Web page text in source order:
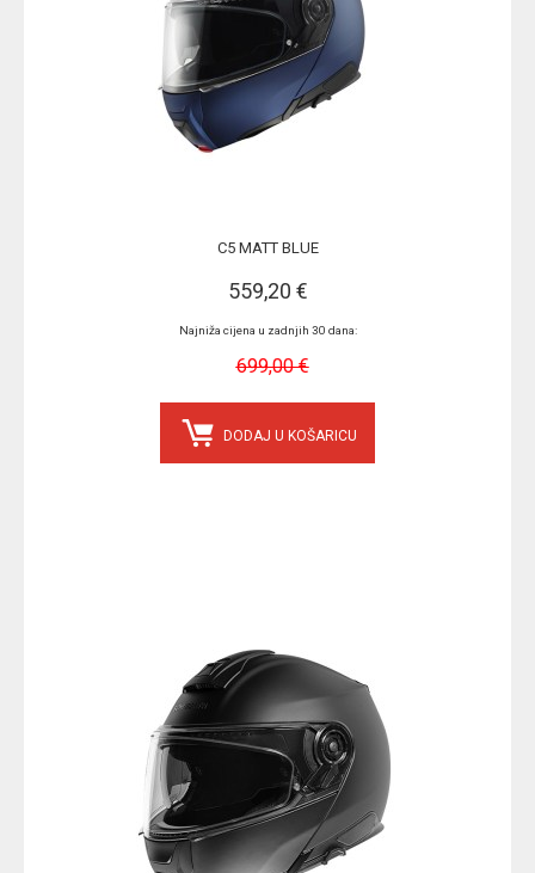
C5 MATT BLUE
559,20 €
Najniža cijena u zadnjih 30 dana:
699,00 €
DODAJ U KOŠARICU